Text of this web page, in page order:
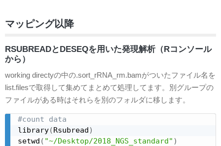
マッピング以降
RSUBREADとDESEQを用いた発現解析（Rコンソール
から）
working directyの中の.sort_rRNA_rm.bamがついたファイル名を
list.filesで取得して集めてまとめて処理してます。別グループの
ファイルがある時はそれらを別のフォルダに移します。
#count data
library(Rsubread)
setwd ( "~/Desktop/2018_NGS_standard" )